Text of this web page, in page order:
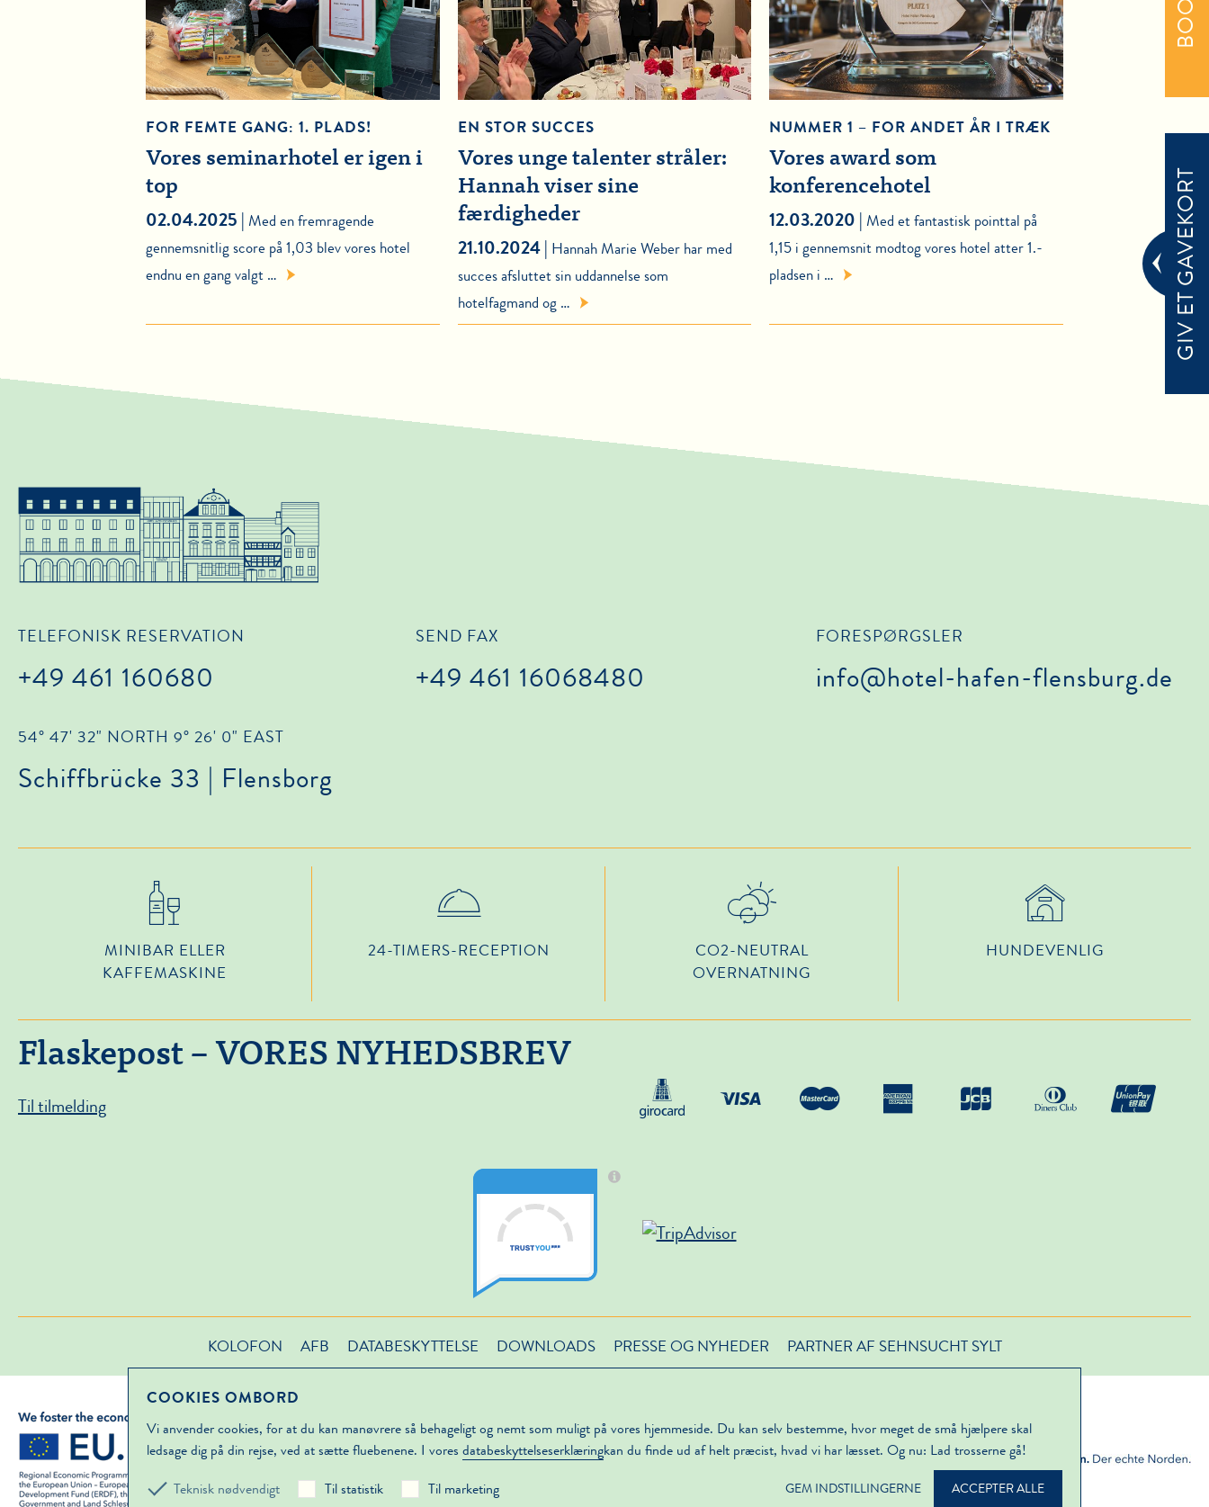
GIV ET GAVEKORT
FOR FEMTE GANG: 1. PLADS!
Vores seminarhotel er igen i
top
02.04.2025 | Med en fremragende
gennemsnitlig score på 1,03 blev vores hotel
endnu en gang valgt …
EN STOR SUCCES
Vores unge talenter stråler:
Hannah viser sine
færdigheder
21.10.2024 | Hannah Marie Weber har med
succes afsluttet sin uddannelse som
hotelfagmand og …
NUMMER 1 – FOR ANDET ÅR I TRÆK
Vores award som
konferencehotel
12.03.2020 | Med et fantastisk pointtal på
1,15 i gennemsnit modtog vores hotel atter 1.-
pladsen i …
TELEFONISK RESERVATION
+49 461 160680
SEND FAX
+49 461 16068480
FORESPØRGSLER
info@hotel-hafen-flensburg.de
54° 47' 32" NORTH 9° 26' 0" EAST
Schiffbrücke 33 | Flensborg
MINIBAR ELLER
KAFFEMASKINE
24-TIMERS-RECEPTION
CO2-NEUTRAL
OVERNATNING
HUNDEVENLIG
Flaskepost – VORES NYHEDSBREV
Til tilmelding
KOLOFON AFB DATABESKYTTELSE DOWNLOADS PRESSE OG NYHEDER PARTNER AF SEHNSUCHT SYLT
COOKIES OMBORD
Vi anvender cookies, for at du kan manøvrere så behageligt og nemt som muligt på vores hjemmeside. Du kan selv bestemme, hvor meget de små hjælpere skal
ledsage dig på din rejse, ved at sætte fluebenene. I vores databeskyttelseserklæringkan du finde ud af helt præcist, hvad vi har læsset. Og nu: Lad trosserne gå!
Teknisk nødvendigt
Til statistik Til marketing GEM INDSTILLINGERNE ACCEPTER ALLE